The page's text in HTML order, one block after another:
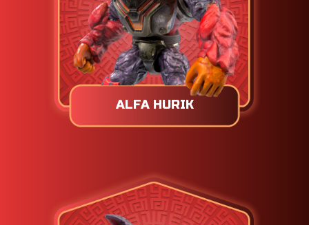
ALFA HURIK